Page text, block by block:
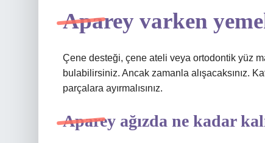
Aparey varken
Çene desteği, çene ateli veya ortodontik yüz
bulabilirsiniz. Ancak zamanla alışacaksınız.
parçalara ayırmalısınız.
Aparey ağızda ne kadar